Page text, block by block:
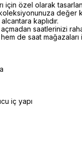
için özel olarak
değer
kaplıdır.
açmadan saatlerinizi
de saat
iç yapı